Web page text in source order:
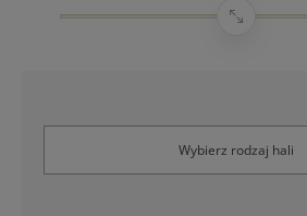
Wybierz rodzaj hali